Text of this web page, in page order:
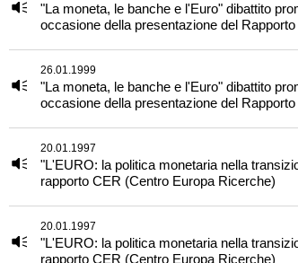
"La moneta, le banche e l'Euro" dibattito
occasione della presentazione del Rapporto
26.01.1999
"La moneta, le banche e l'Euro" dibattito
occasione della presentazione del Rapporto
20.01.1997
"L'EURO: la politica monetaria nella
rapporto CER (Centro Europa Ricerche)
20.01.1997
"L'EURO: la politica monetaria nella
rapporto CER (Centro Europa Ricerche)